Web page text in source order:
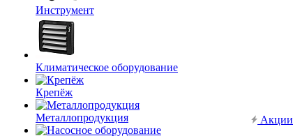
Инструмент
Климатическое оборудование
Крепёж
Металлопродукция Акции